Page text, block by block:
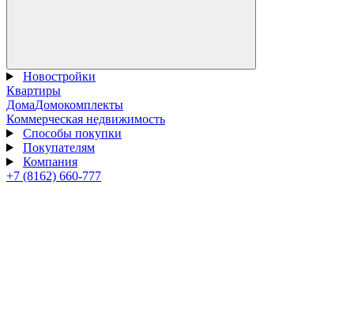
Новостройки
Квартиры
ДомаДомокомплекты
Коммерческая недвижимость
Способы покупки
Покупателям
Компания
+7 (8162) 660-777